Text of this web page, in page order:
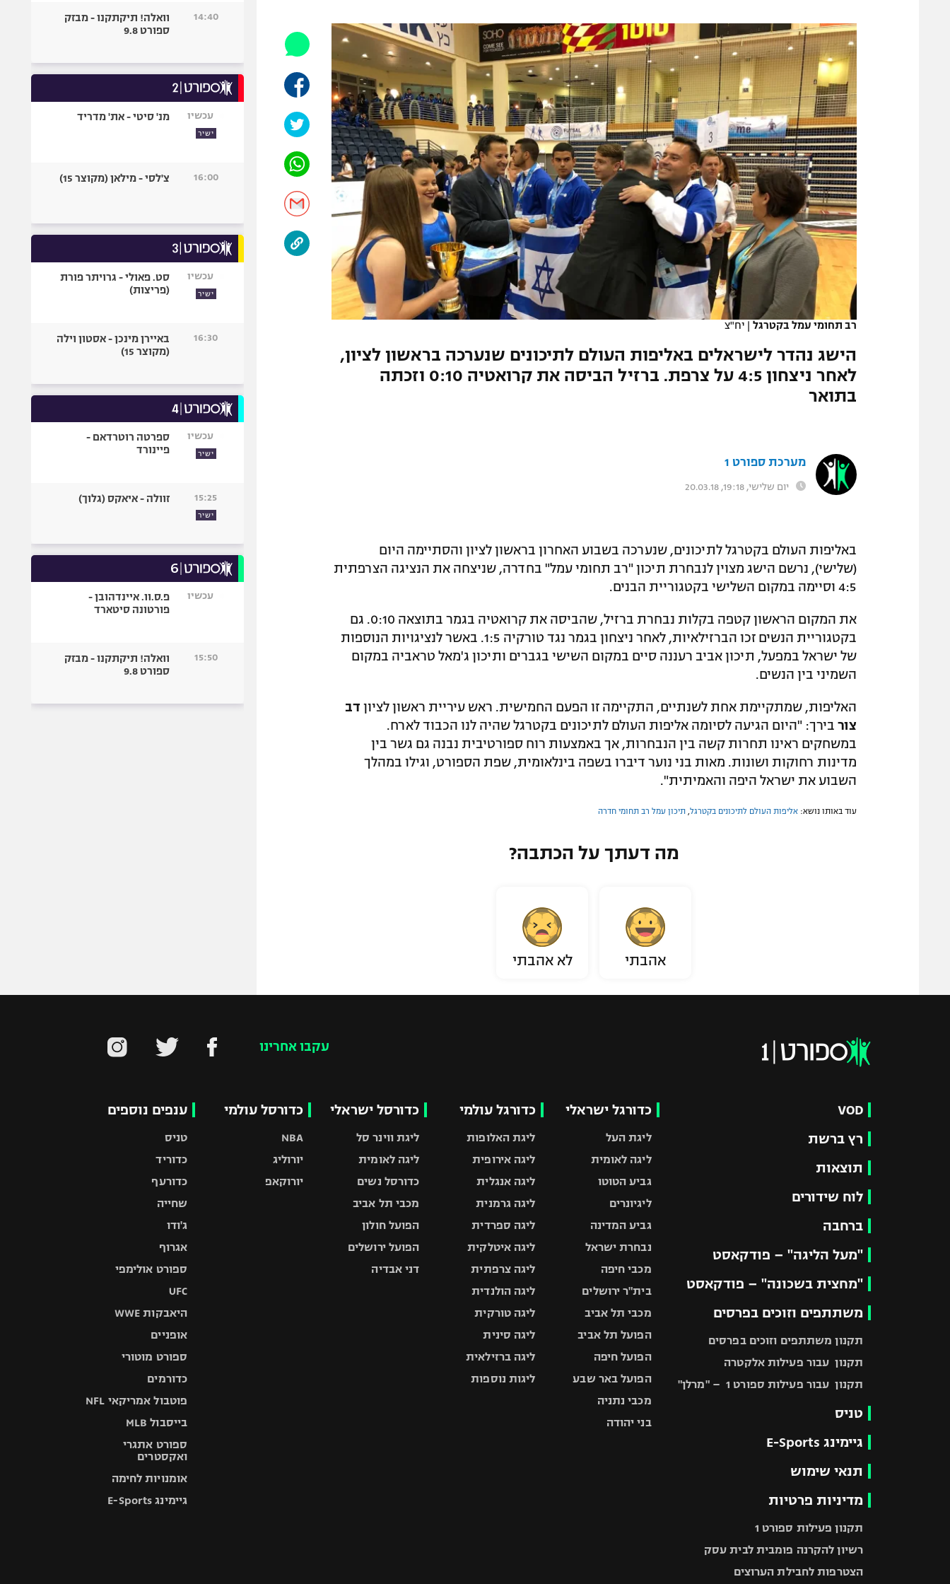
תקנון משתתפים וזוכים בפרסים
תקנון עבור פעילות אלקטרה
תקנון עבור פעילות ספורט 1 – "מרלן"
טניס
גיימינג E-Sports
תנאי שימוש
מדיניות פרטיות
תקנון פעילות ספורט 1
רשיון להקרנה פומבית לבית עסק
הצטרפות לחבילת הערוצים
לוח דרושים – ג'ובנט
המגזין
הפועל תל אביב
הפועל חיפה
הפועל באר שבע
מכבי נתניה
בני יהודה
ליגה סינית
ליגה ברזילאית
ליגות נוספות
אופניים
כדורמים
פוטבול אמריקאי NFL
בייסבול MLB
רב תחומי עמל בקטרגל | יח"צ
הישג נהדר לישראלים באליפות העולם לתיכונים שנערכה בראשון לציון,
לאחר ניצחון 4:5 על צרפת. ברזיל הביסה את קרואטיה 0:10 וזכתה
בתואר
מערכת ספורט 1
יום שלישי, 19:18, 20.03.18
באליפות העולם בקטרגל לתיכונים, שנערכה בשבוע האחרון בראשון לציון והסתיימה היום
(שלישי), נרשם הישג מצוין לנבחרת תיכון "רב תחומי עמל" בחדרה, שניצחה את הנציגה הצרפתית
4:5 וסיימה במקום השלישי בקטגוריית הבנים.
את המקום הראשון קטפה בקלות נבחרת ברזיל, שהביסה את קרואטיה בגמר בתוצאה 0:10. גם
בקטגוריית הנשים זכו הברזילאיות, לאחר ניצחון בגמר נגד טורקיה 1:5. באשר לנציגויות הנוספות
של ישראל במפעל, תיכון אביב רעננה סיים במקום השישי בגברים ותיכון ג'מאל טראביה במקום
השמיני בין הנשים.
האליפות, שמתקיימת אחת לשנתיים, התקיימה זו הפעם החמישית. ראש עיריית ראשון לציון דב
צור בירך: "היום הגיעה לסיומה אליפות העולם לתיכונים בקטרגל שהיה לנו הכבוד לארח.
במשחקים ראינו תחרות קשה בין הנבחרות, אך באמצעות רוח ספורטיבית נבנה גם גשר בין
מדינות רחוקות ושונות. מאות בני נוער דיברו בשפה בינלאומית, שפת הספורט, וגילו במהלך
השבוע את ישראל היפה והאמיתית".
עוד באותו נושא: אליפות העולם לתיכונים בקטרגל תיכון עמל רב תחומי חדרה
מה דעתך על הכתבה?
אהבתי לא אהבתי
14:40
וואלה! תיקתקנו - מבזק
ספורט 9.8
עכשיו
ישיר
מנ' סיטי - את' מדריד
16:00 צ'לסי - מילאן (מקוצר 15)
עכשיו
ישיר
סט. פאולי - גרויתר פורת
(פריצות)
16:30
באיירן מינכן - אסטון וילה
(מקוצר 15)
עכשיו
ישיר
ספרטה רוטרדאם -
פיינורד
15:25
ישיר
זוולה - איאקס (גלוך)
עכשיו
פ.ס.וו. איינדהובן -
פורטונה סיטארד
15:50
וואלה! תיקתקנו - מבזק
ספורט 9.8
עקבו אחרינו
VOD
רץ ברשת
תוצאות
לוח שידורים
ברחבה
"מעל הליגה" – פודקאסט
"מחצית בשכונה" – פודקאסט
משתתפים וזוכים בפרסים
תקנון משתתפים וזוכים בפרסים
תקנון עבור פעילות אלקטרה
תקנון עבור פעילות ספורט 1 – "מרלן"
טניס
גיימינג E-Sports
תנאי שימוש
מדיניות פרטיות
תקנון פעילות ספורט 1
רשיון להקרנה פומבית לבית עסק
הצטרפות לחבילת הערוצים
כדורגל ישראלי
ליגת העל
ליגה לאומית
גביע הטוטו
ליגיונרים
גביע המדינה
נבחרת ישראל
מכבי חיפה
בית"ר ירושלים
מכבי תל אביב
הפועל תל אביב
הפועל חיפה
הפועל באר שבע
מכבי נתניה
בני יהודה
כדורגל עולמי
ליגת האלופות
ליגה אירופית
ליגה אנגלית
ליגה גרמנית
ליגה ספרדית
ליגה איטלקית
ליגה צרפתית
ליגה הולנדית
ליגה טורקית
ליגה סינית
ליגה ברזילאית
ליגות נוספות
כדורסל ישראלי
ליגת ווינר סל
ליגה לאומית
כדורסל נשים
מכבי תל אביב
הפועל חולון
הפועל ירושלים
דני אבדיה
כדורסל עולמי
NBA
יורוליג
יורוקאפ
ענפים נוספים
טניס
כדוריד
כדורעף
שחייה
ג'ודו
אגרוף
ספורט אולימפי
UFC
היאבקות WWE
אופניים
ספורט מוטורי
כדורמים
פוטבול אמריקאי NFL
בייסבול MLB
ספורט אתגרי
ואקסטרים
אומנויות לחימה
גיימינג E-Sports